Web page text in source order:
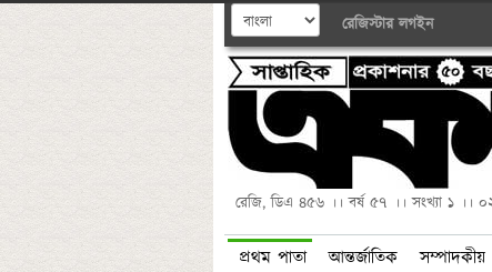
রেজিস্টার লগইন
রেজি, ডিএ ৪৫৬ ।। বর্ষ ৫৭ ।। সংখ্যা ১ ।।
প্রথম পাতা আন্তর্জাতিক সম্পাদকীয়